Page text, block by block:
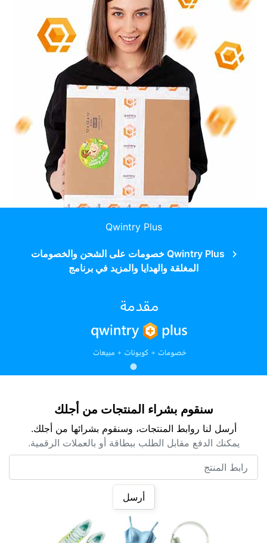
Qwintry Plus
Qwintry Plus خصومات على الشحن والخصومات
المغلقة والهدايا والمزيد في برنامج
سنقوم بشراء المنتجات من أجلك
أرسل لنا روابط المنتجات، وسنقوم بشرائها من أجلك.
يمكنك الدفع مقابل الطلب ببطاقة أو بالعملات الرقمية.
أرسل